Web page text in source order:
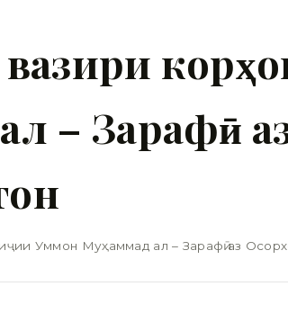
– Зарафӣ
Уммон Муҳаммад ал – Зарафӣ аз